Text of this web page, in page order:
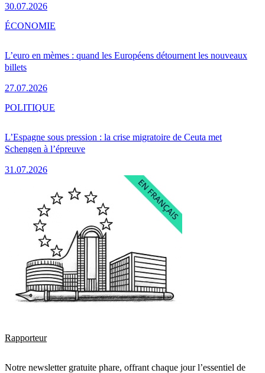
30.07.2026
L’euro en mèmes : quand les Européens détournent les nouveaux
billets
27.07.2026
ÉCONOMIE
L’Espagne sous pression : la crise migratoire de Ceuta met
Schengen à l’épreuve
31.07.2026
POLITIQUE
Rapporteur
Notre newsletter gratuite phare, offrant chaque jour l’essentiel de